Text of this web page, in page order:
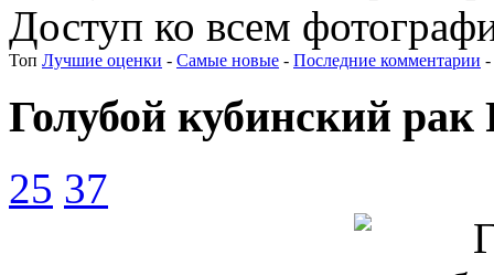
Доступ ко всем
Топ Лучшие оценки - Самые новые - Последние комментарии -
Голубой кубинский рак
25 37